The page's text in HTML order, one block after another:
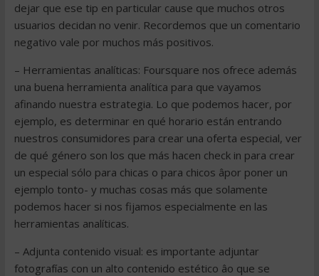
dejar que ese tip en particular cause que muchos otros
usuarios decidan no venir. Recordemos que un comentario
negativo vale por muchos más positivos.
– Herramientas analíticas: Foursquare nos ofrece además
una buena herramienta analítica para que vayamos
afinando nuestra estrategia. Lo que podemos hacer, por
ejemplo, es determinar en qué horario están entrando
nuestros consumidores para crear una oferta especial, ver
de qué género son los que más hacen check in para crear
un especial sólo para chicas o para chicos âpor poner un
ejemplo tonto- y muchas cosas más que solamente
podemos hacer si nos fijamos especialmente en las
herramientas analíticas.
– Adjunta contenido visual: es importante adjuntar
fotografías con un alto contenido estético âo que se